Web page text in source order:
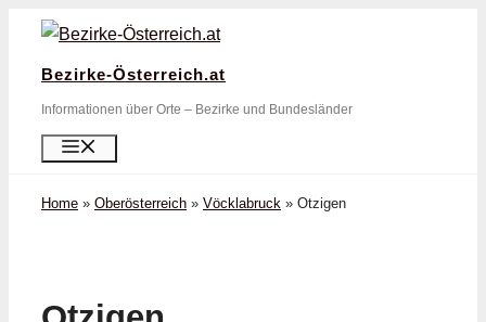
Zum
springen
Bezirke-Österreich.at
Informationen über Orte – Bezirke und Bundesländer
Home » Oberösterreich » Vöcklabruck » Otzigen